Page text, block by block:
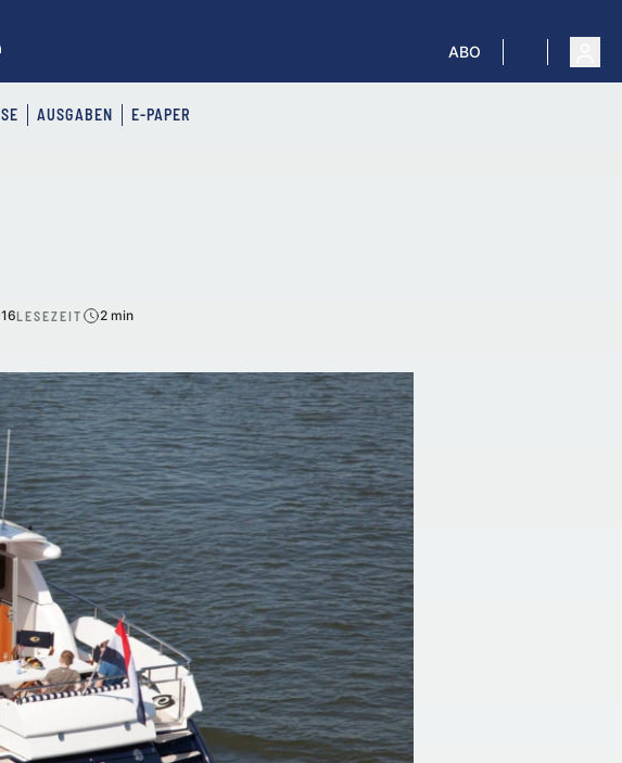
ABO
AUSGABEN E-PAPER
LESEZEIT 2 min